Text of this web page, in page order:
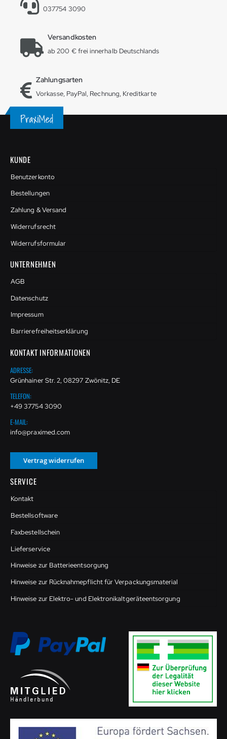
037754 3090
Versandkosten
ab 200 € frei innerhalb Deutschlands
Zahlungsarten
Vorkasse, PayPal, Rechnung, Kreditkarte
KUNDE
Benutzerkonto
Bestellungen
Zahlung & Versand
Widerrufsrecht
Widerrufsformular
UNTERNEHMEN
AGB
Datenschutz
Impressum
Barrierefreiheitserklärung
KONTAKT INFORMATIONEN
ADRESSE:
Grünhainer Str. 2, 08297 Zwönitz, DE
TELEFON:
+49 37754 3090
E-MAIL:
info@praximed.com
Vertrag widerrufen
SERVICE
Kontakt
Bestellsoftware
Faxbestellschein
Lieferservice
Hinweise zur Batterieentsorgung
Hinweise zur Rücknahmepflicht für Verpackungsmaterial
Hinweise zur Elektro- und Elektronikaltgeräteentsorgung